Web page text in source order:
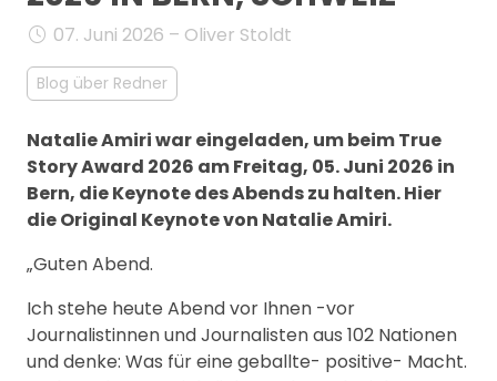
FAQ
07. Juni 2026 – Oliver Stoldt
Blog über Redner
Natalie Amiri war eingeladen, um beim True
Story Award 2026 am Freitag, 05. Juni 2026 in
Bern, die Keynote des Abends zu halten. Hier
die Original Keynote von Natalie Amiri.
„Guten Abend.
Ich stehe heute Abend vor Ihnen -vor
Journalistinnen und Journalisten aus 102 Nationen
und denke: Was für eine geballte- positive- Macht.